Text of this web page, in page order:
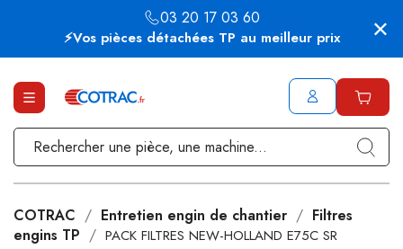
⚡Vos pièces détachées TP au meilleur prix
03 20 17 03 60
COTRAC Entretien engin de chantier
Filtres
engins TP
PACK FILTRES NEW-HOLLAND E75C SR